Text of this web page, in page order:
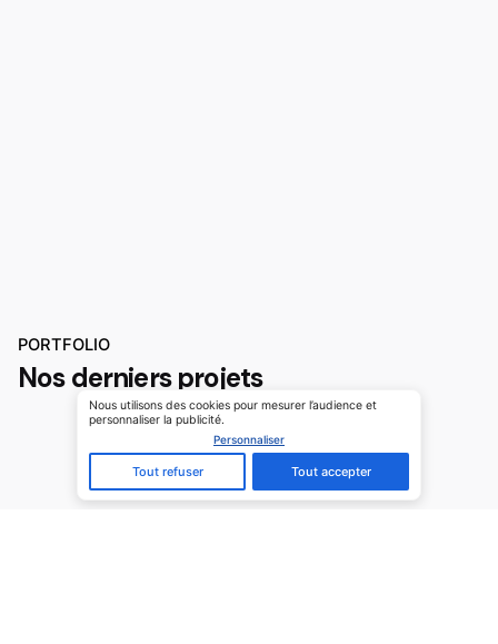
Personnaliser
Tout refuser Tout accepter
PORTFOLIO
Nos derniers projets